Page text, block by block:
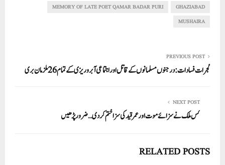
A
pp
ok
r
In GHAZIABAD
MEMORY OF LATE POET QAMAR BADAR PURI
MUSHAIRA
PREVIOUS POST
گجرات فسادات:درجنوں مسلمانوں کے قاتل اور اجتماعی آبروریزی کے تمام 26 ملزمان بری
NEXT POST
کس ملک نے سزائے موت اور عمر قید کی سزا ختم کردی…ضرور پڑھیں
RELATED POSTS